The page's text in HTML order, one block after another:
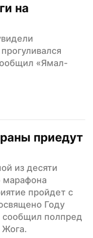
на
«Ямал-
приедут
из десяти
марафона
пройдет с
Году
сообщил полпред